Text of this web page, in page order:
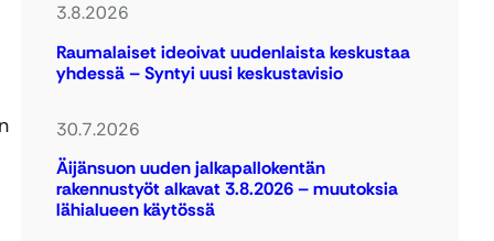
3.8.2026
Raumalaiset ideoivat uudenlaista keskustaa
yhdessä – Syntyi uusi keskustavisio
30.7.2026
Äijänsuon uuden jalkapallokentän
rakennustyöt alkavat 3.8.2026 – muutoksia
lähialueen käytössä